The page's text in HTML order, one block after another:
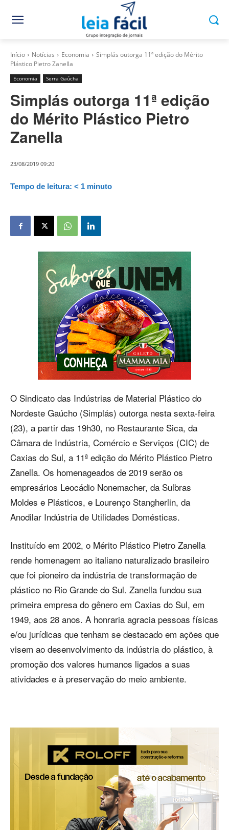
Início Notícias Economia
Simplás outorga 11ª edição do Mérito
Plástico Pietro Zanella
Economia Serra Gaúcha
Simplás outorga 11ª edição
do Mérito Plástico Pietro
Zanella
23/08/2019 09:20
Tempo de leitura: < 1 minuto
O Sindicato das Indústrias de Material Plástico do
Nordeste Gaúcho (Simplás) outorga nesta sexta-feira
(23), a partir das 19h30, no Restaurante Sica, da
Câmara de Indústria, Comércio e Serviços (CIC) de
Caxias do Sul, a 11ª edição do Mérito Plástico Pietro
Zanella. Os homenageados de 2019 serão os
empresários Leocádio Nonemacher, da Sulbras
Moldes e Plásticos, e Lourenço Stangherlin, da
Anodilar Indústria de Utilidades Domésticas.
Instituído em 2002, o Mérito Plástico Pietro Zanella
rende homenagem ao italiano naturalizado brasileiro
que foi pioneiro da indústria de transformação de
plástico no Rio Grande do Sul. Zanella fundou sua
primeira empresa do gênero em Caxias do Sul, em
1949, aos 28 anos. A honraria agracia pessoas físicas
e/ou jurídicas que tenham se destacado em ações que
visem ao desenvolvimento da indústria do plástico, à
promoção dos valores humanos ligados a suas
atividades e à preservação do meio ambiente.